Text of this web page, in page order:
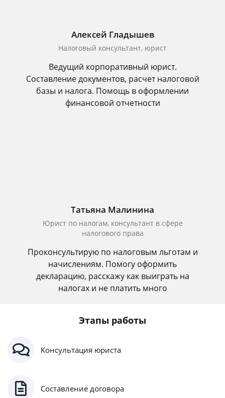
Алексей Гладышев
Налоговый консультант, юрист
Ведущий корпоративный юрист.
Составление документов, расчет налоговой
базы и налога. Помощь в оформлении
финансовой отчетности
Татьяна Малинина
Юрист по налогам, консультант в сфере
налогового права
Проконсультирую по налоговым льготам и
начислениям. Помогу оформить
декларацию, расскажу как выиграть на
налогах и не платить много
Этапы работы
Консультация юриста
Составление договора